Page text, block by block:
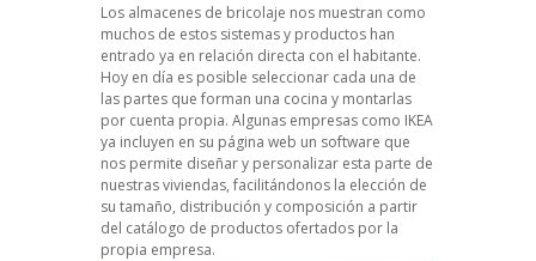
Los almacenes de bricolaje nos muestran como
muchos de estos sistemas y productos han
entrado ya en relación directa con el habitante.
Hoy en día es posible seleccionar cada una de
las partes que forman una cocina y montarlas
por cuenta propia. Algunas empresas como IKEA
ya incluyen en su página web un software que
nos permite diseñar y personalizar esta parte de
nuestras viviendas, facilitándonos la elección de
su tamaño, distribución y composición a partir
del catálogo de productos ofertados por la
propia empresa.